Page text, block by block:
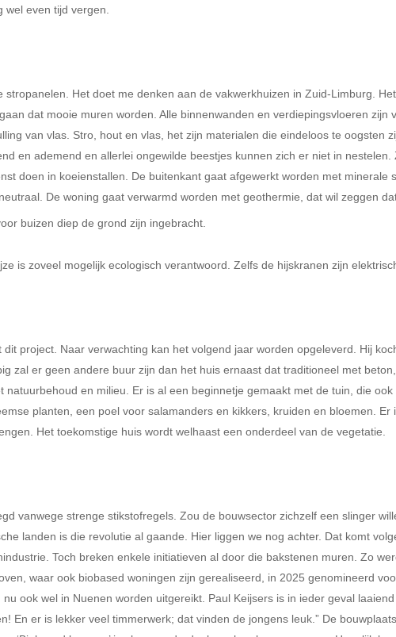
even tijd vergen.
Het doet me denken aan de vakwerkhuizen in Zuid-Limburg.
dat mooie muren worden. Alle binnenwanden en verdiepingsvloeren zijn
van vlas. Stro, hout en vlas, het zijn materialen die eindeloos te oogsten
en ademend en allerlei ongewilde beestjes kunnen zich er niet in nestelen.
doen in koeienstallen. De buitenkant gaat afgewerkt worden met minerale
De woning gaat verwarmd worden met geothermie, dat wil zeggen
buizen diep de grond zijn ingebracht.
is zoveel mogelijk ecologisch verantwoord. Zelfs de hijskranen zijn
project. Naar verwachting kan het volgend jaar worden opgeleverd. Hij
zal er geen andere buur zijn dan het huis ernaast dat traditioneel met
en milieu. Er is al een beginnetje gemaakt met de tuin, die
planten, een poel voor salamanders en kikkers, kruiden en bloemen. Er
Het toekomstige huis wordt welhaast een onderdeel van de vegetatie.
vanwege strenge stikstofregels. Zou de bouwsector zichzelf een slinger
landen is die revolutie al gaande. Hier liggen we nog achter. Dat komt
Toch breken enkele initiatieven al door die bakstenen muren. Zo
waar ook biobased woningen zijn gerealiseerd, in 2025 genomineerd
ook wel in Nuenen worden uitgereikt. Paul Keijsers is in ieder geval
En er is lekker veel timmerwerk; dat vinden de jongens leuk.” De